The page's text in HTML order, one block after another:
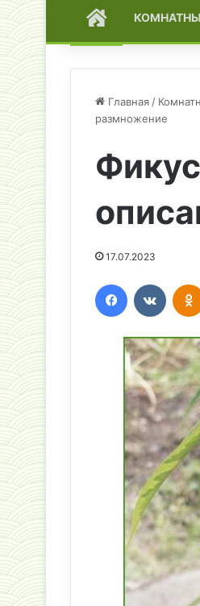
ГЛАВНАЯ
Главная /
размножение
17.07.2023